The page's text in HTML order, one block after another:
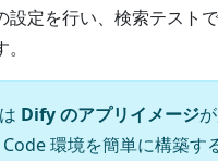
定を行い、検索テスト
Dify のアプリイメージ
環境を簡単に構築す